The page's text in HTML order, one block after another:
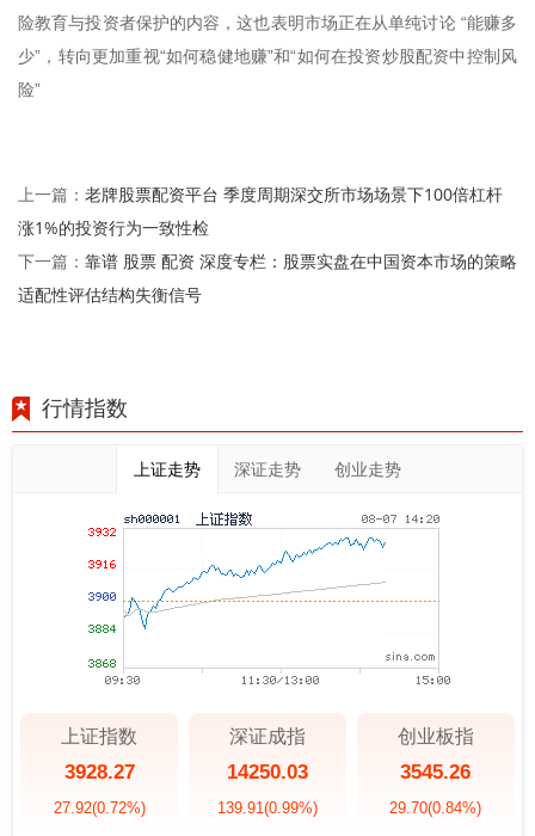
险教育与投资者保护的内容，这也表明市场正在从单纯讨论 “能赚多
少”，转向更加重视“如何稳健地赚”和“如何在投资炒股配资中控制风
险”
上一篇： 老牌股票配资平台 季度周期深交所市场场景下100倍杠杆
涨1%的投资行为一致性检
下一篇： 靠谱 股票 配资 深度专栏：股票实盘在中国资本市场的策略
适配性评估结构失衡信号
行情指数
上证走势 深证走势 创业走势
上证指数
3928.27
27.92(0.72%)
深证成指
14250.03
139.91(0.99%)
创业板指
3545.26
29.70(0.84%)